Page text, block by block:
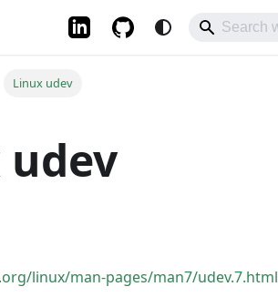
Linux udev
linux/man-pages/man7/udev.7.html